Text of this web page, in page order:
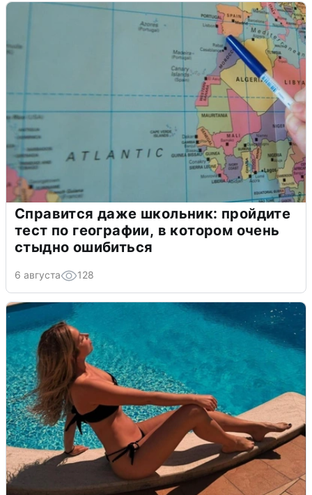
Справится даже школьник: пройдите
тест по географии, в котором очень
стыдно ошибиться
6 августа 128